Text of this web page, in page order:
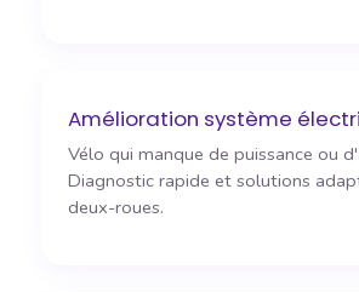
Amélioration système
Vélo qui manque de puissance ou
Diagnostic rapide et solutions
deux-roues.